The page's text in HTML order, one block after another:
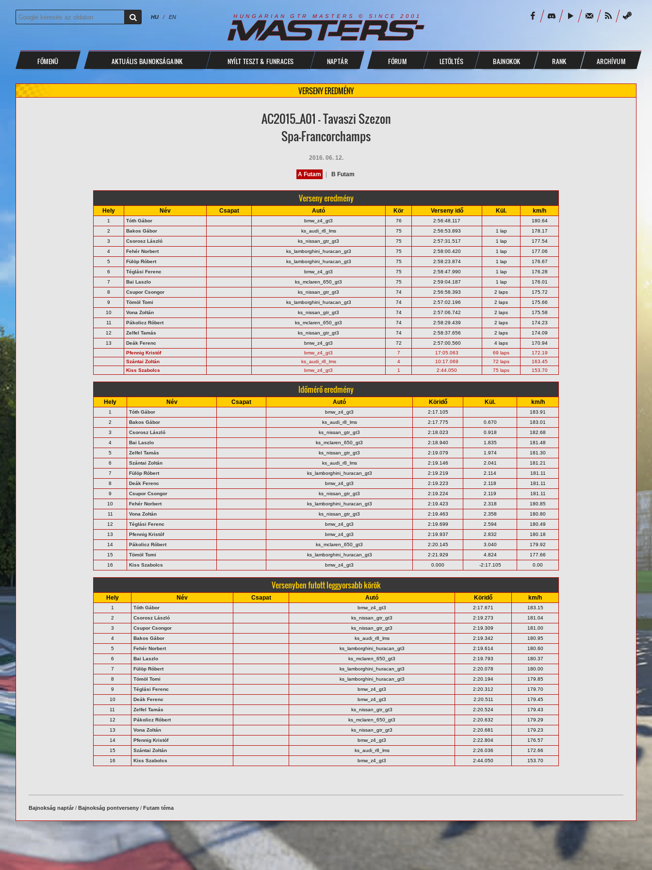
HU / EN H U N G A R I A N G T R M A S T E R S © S I N C E 2 0 0 1
FŐMENÜ AKTUÁLIS BAJNOKSÁGAINK NYÍLT TESZT & FUNRACES NAPTÁR FÓRUM LETÖLTÉS BAJNOKOK RANK ARCHÍVUM
VERSENY EREDMÉNY
AC2015_A01 - Tavaszi Szezon
Spa-Francorchamps
2016. 06. 12.
A Futam B Futam
Verseny eredmény
Hely Név Csapat Autó Kör Verseny idő Kül. km/h
1 Tóth Gábor bmw_z4_gt3 76 2:56:48.117
180.64
2
Bakos Gábor ks_audi_r8_lms 75 2:56:53.893 1 lap
178.17
3
Csorosz László ks_nissan_gtr_gt3 75 2:57:31.517 1 lap
177.54
4
Fehér Norbert ks_lamborghini_huracan_gt3 75 2:58:00.420 1 lap
177.06
5
Fülöp Róbert ks_lamborghini_huracan_gt3 75 2:58:23.874 1 lap
176.67
6
Téglási Ferenc bmw_z4_gt3 75 2:58:47.990 1 lap
176.28
7
Bai Laszlo ks_mclaren_650_gt3 75 2:59:04.187 1 lap
176.01
8
Csupor Csongor ks_nissan_gtr_gt3 74 2:56:58.393 2 laps
175.72
9
Tömöl Tomi ks_lamborghini_huracan_gt3 74 2:57:02.196 2 laps
175.66
10
Vona Zoltán ks_nissan_gtr_gt3 74 2:57:06.742 2 laps
175.58
11
Pákolicz Róbert ks_mclaren_650_gt3 74 2:58:29.439 2 laps
174.23
12
Zelfel Tamás ks_nissan_gtr_gt3 74 2:58:37.656 2 laps
174.09
13
Deák Ferenc bmw_z4_gt3 72 2:57:00.560 4 laps
170.94
Pfennig Kristóf
bmw_z4_gt3 7 17:05.063 69 laps
172.19
Szántai Zoltán
ks_audi_r8_lms 4 10:17.069 72 laps
163.45
Kiss Szabolcs
bmw_z4_gt3 1 2:44.050 75 laps 153.70
Időmérő eredmény
Hely Név Csapat Autó Köridő Kül. km/h
1 Tóth Gábor bmw_z4_gt3 2:17.105
183.91
2
Bakos Gábor ks_audi_r8_lms 2:17.775 0.670
183.01
3
Csorosz László ks_nissan_gtr_gt3 2:18.023 0.918
182.68
4
Bai Laszlo ks_mclaren_650_gt3 2:18.940 1.835
181.48
5
Zelfel Tamás ks_nissan_gtr_gt3 2:19.079 1.974
181.30
6
Szántai Zoltán ks_audi_r8_lms 2:19.146 2.041
181.21
7
Fülöp Róbert ks_lamborghini_huracan_gt3 2:19.219 2.114
181.11
8
Deák Ferenc bmw_z4_gt3 2:19.223 2.118
181.11
9
Csupor Csongor ks_nissan_gtr_gt3 2:19.224 2.119
181.11
10
Fehér Norbert ks_lamborghini_huracan_gt3 2:19.423 2.318
180.85
11
Vona Zoltán ks_nissan_gtr_gt3 2:19.463 2.358
180.80
12
Téglási Ferenc bmw_z4_gt3 2:19.699 2.594
180.49
13
Pfennig Kristóf bmw_z4_gt3 2:19.937 2.832
180.18
14
Pákolicz Róbert ks_mclaren_650_gt3 2:20.145 3.040
179.92
15
Tömöl Tomi ks_lamborghini_huracan_gt3 2:21.929 4.824
177.66
16
Kiss Szabolcs bmw_z4_gt3 0.000 -2:17.105 0.00
Versenyben futott leggyorsabb körök
Hely Név Csapat Autó Köridő km/h
1 Tóth Gábor bmw_z4_gt3 2:17.671
183.15
2
Csorosz László ks_nissan_gtr_gt3 2:19.273
181.04
3
Csupor Csongor ks_nissan_gtr_gt3 2:19.309
181.00
4
Bakos Gábor ks_audi_r8_lms 2:19.342
180.95
5
Fehér Norbert ks_lamborghini_huracan_gt3 2:19.614
180.60
6
Bai Laszlo ks_mclaren_650_gt3 2:19.793
180.37
7
Fülöp Róbert ks_lamborghini_huracan_gt3 2:20.078
180.00
8
Tömöl Tomi ks_lamborghini_huracan_gt3 2:20.194
179.85
9
Téglási Ferenc bmw_z4_gt3 2:20.312
179.70
10
Deák Ferenc bmw_z4_gt3 2:20.511
179.45
11
Zelfel Tamás ks_nissan_gtr_gt3 2:20.524
179.43
12
Pákolicz Róbert ks_mclaren_650_gt3 2:20.632
179.29
13
Vona Zoltán ks_nissan_gtr_gt3 2:20.681
179.23
14
Pfennig Kristóf bmw_z4_gt3 2:22.804
176.57
15
Szántai Zoltán ks_audi_r8_lms 2:26.036
172.66
16
Kiss Szabolcs bmw_z4_gt3 2:44.050 153.70
Bajnokság naptár/ Bajnokság pontverseny/ Futam téma